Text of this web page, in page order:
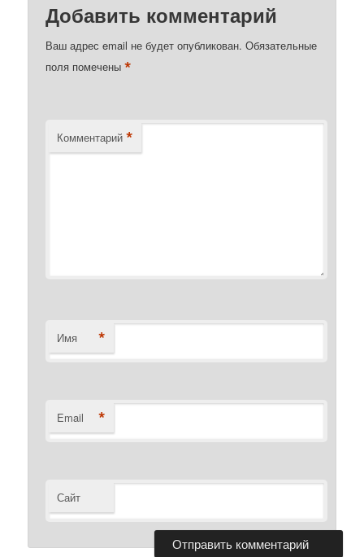
Добавить комментарий
Ваш адрес email не будет опубликован. Обязательные
поля помечены*
Комментарий *
Имя *
Email *
Сайт